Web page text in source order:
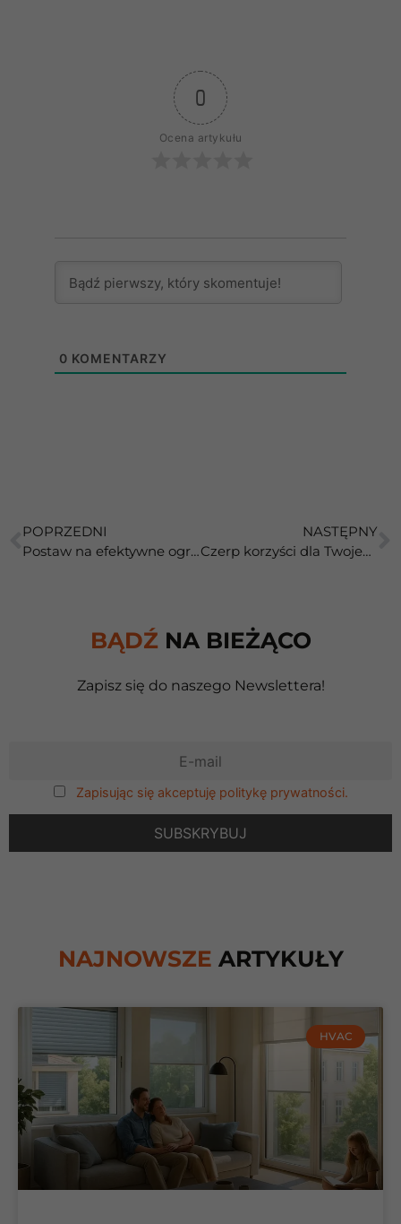
0
Ocena artykułu
0 KOMENTARZY
POPRZEDNI
Postaw na efektywne ogrzewanie dla Twojego domu!
NASTĘPNY
Czerp korzyści dla Twojego domu i środowiska
BĄDŹ NA BIEŻĄCO
Zapisz się do naszego Newslettera!
Zapisując się akceptuję politykę prywatności.
NAJNOWSZE ARTYKUŁY
HVAC